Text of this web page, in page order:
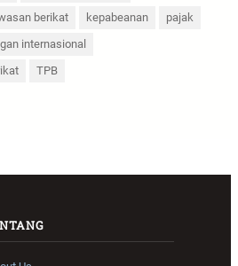
berikat kepabeanan
pajak
internasional
TPB